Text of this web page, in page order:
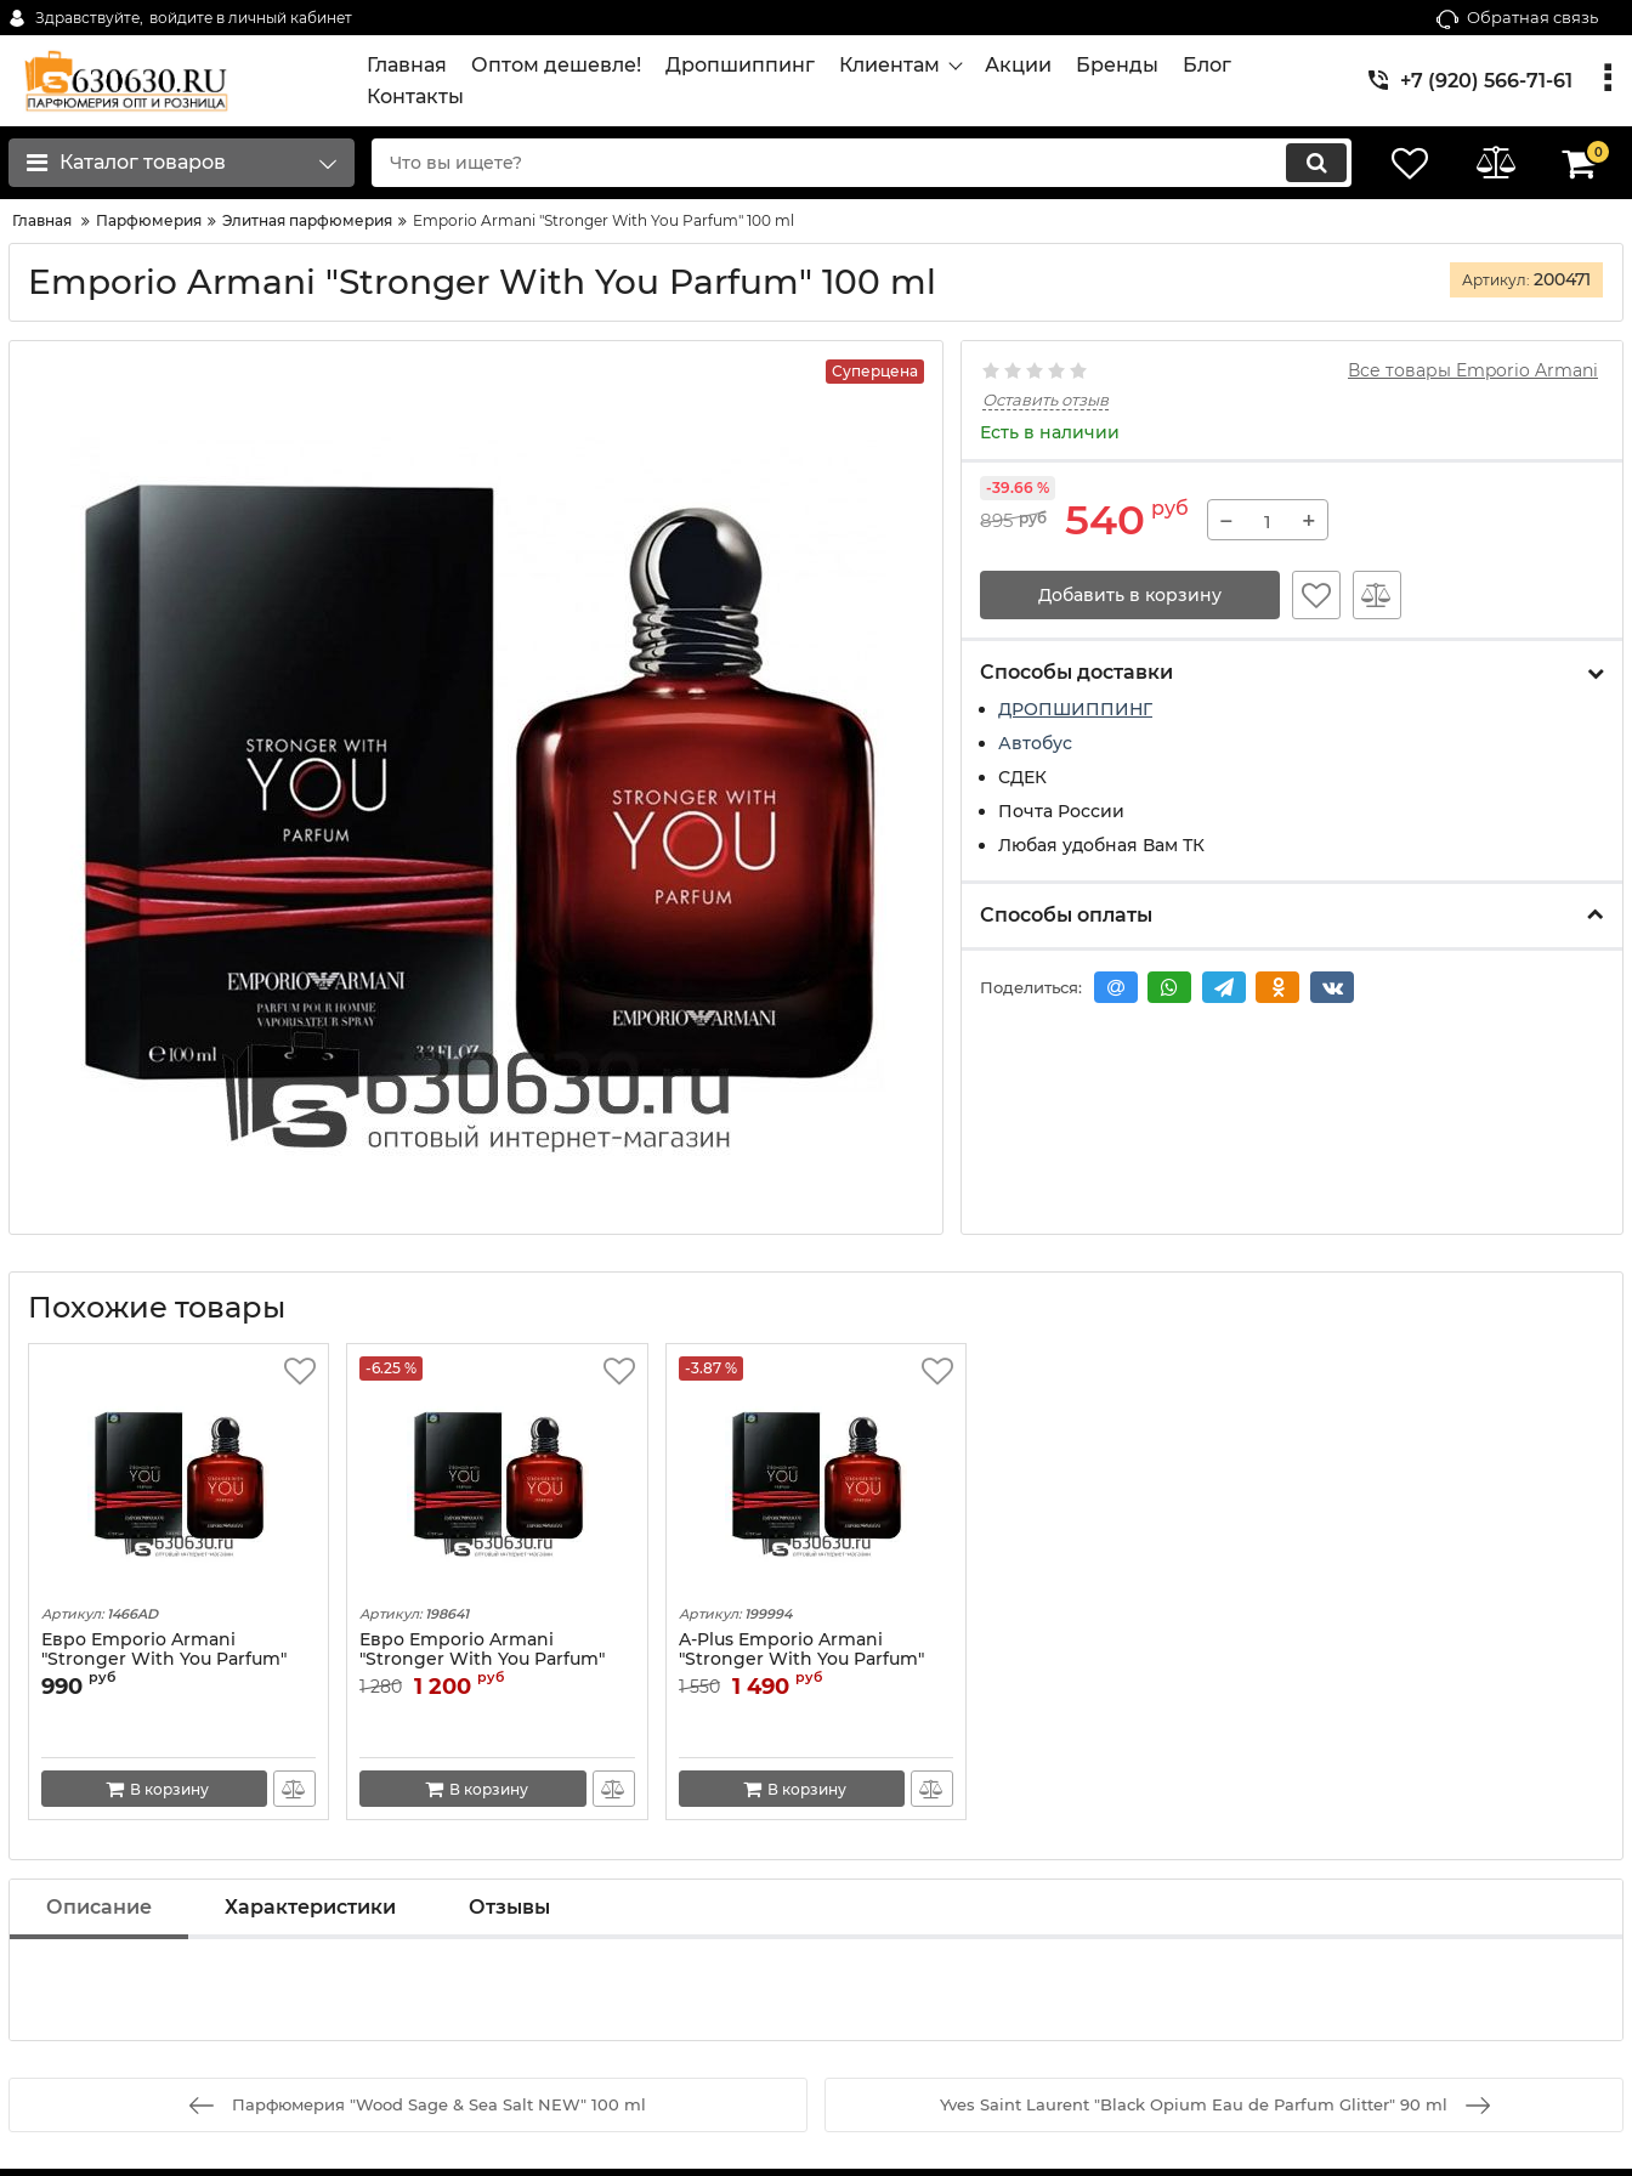
Здравствуйте, войдите в личный кабинет Обратная связь
Главная Оптом дешевле! Дропшиппинг Клиентам Акции Бренды
Блог
Контакты
+7 (920) 566-71-61
Каталог товаров 0
Главная Парфюмерия Элитная парфюмерия Emporio Armani "Stronger With You Parfum" 100 ml
Emporio Armani "Stronger With You Parfum" 100 ml Артикул: 200471
Суперцена Все товары Emporio Armani
Оставить отзыв
Есть в наличии
895 руб 540 руб
-39.66 %
− +
Добавить в корзину
Способы доставки
ДРОПШИППИНГ
Автобус
СДЕК
Почта России
Любая удобная Вам ТК
Способы оплаты
Поделиться:
Похожие товары
Артикул: 1466AD
Евро Emporio Armani
"Stronger With You Parfum"
100 ml оптом
990 руб
В корзину
-6.25 %
Артикул: 198641
Евро Emporio Armani
"Stronger With You Parfum"
100 ml
1 280 1 200 руб
В корзину
-3.87 %
Артикул: 199994
A-Plus Emporio Armani
"Stronger With You Parfum"
100 ml
1 550 1 490 руб
В корзину
Описание Характеристики Отзывы
Парфюмерия "Wood Sage & Sea Salt NEW" 100 ml Yves Saint Laurent "Black Opium Eau de Parfum Glitter" 90 ml